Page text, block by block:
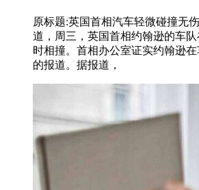
原标题:英国首相汽车轻微碰撞无
道，周三，英国首相约翰逊的车
时相撞。首相办公室证实约翰逊
的报道。据报道，